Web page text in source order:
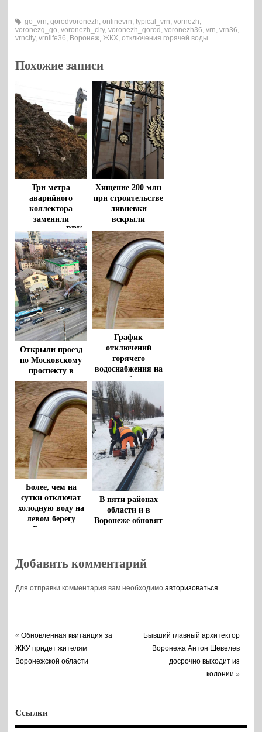
go_vrn,gorodvoronezh,onlinevrn,typical_vrn,vornezh,
voronezg_go,voronezh_city,voronezh_gorod ,voronezh36,vrn,vrn36,
vrncity,vrnlife36, Воронеж,ЖКХ,отключения горячей воды
Похожие записи
Три метра
аварийного
коллектора
заменили
сотрудники «РВК-
Воронеж»
Хищение 200 млн
при строительстве
ливневки
вскрыли
воронежские
прокуроры
Открыли проезд
по Московскому
проспекту в
Воронеже
График
отключений
горячего
водоснабжения на
июль опубликован
в Воронеже
Более, чем на
сутки отключат
холодную воду на
левом берегу
Воронежа
В пяти районах
области и в
Воронеже обновят
Добавить комментарий
Для отправки комментария вам необходимоавторизоваться
«Обновленная квитанция за
ЖКУ придет жителям
Воронежской области
Бывший главный архитектор
Воронежа Антон Шевелев
досрочно выходит из
колонии »
Ссылки